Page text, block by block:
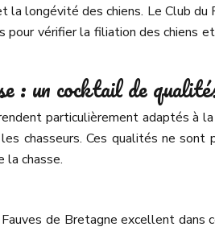
longévité des chiens. Le Club
vérifier la filiation des chiens
: un cocktail de
particulièrement adaptés à
chasseurs. Ces qualités ne
la chasse.
de Bretagne excellent